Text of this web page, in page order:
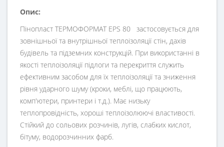
Опис:
Пінопласт ТЕРМОФОРМАТ EPS 80 застосовується для
зовнішньої та внутрішньої теплоізоляції стін, дахів
будівель та підземних конструкцій. При використанні в
якості теплоізоляції підлоги та перекриття служить
ефективним засобом для їх теплоізоляції та зниження
рівня ударного шуму (кроки, меблі, що працюють,
комп'ютери, принтери і т.д.). Має низьку
теплопровідність, хороші теплоізолюючі властивості.
Стійкий до сольових розчинів, лугів, слабких кислот,
бітуму, водорозчинних фарб.